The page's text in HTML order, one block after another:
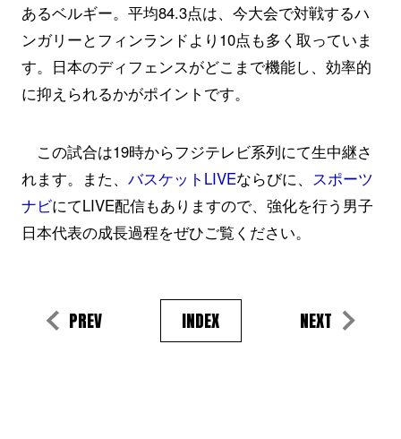
あるベルギー。平均84.3点は、今大会で対戦するハ
ンガリーとフィンランドより10点も多く取っていま
す。日本のディフェンスがどこまで機能し、効率的
に抑えられるかがポイントです。
この試合は19時からフジテレビ系列にて生中継さ
れます。また、 バスケットLIVEならびに、 スポーツ
ナビにてLIVE配信もありますので、強化を行う男子
日本代表の成長過程をぜひご覧ください。
PREV INDEX NEXT